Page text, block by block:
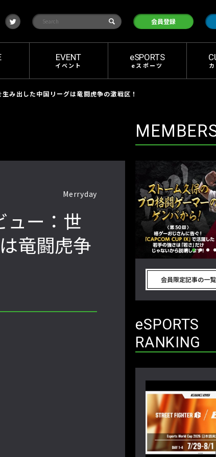
t
w
i
t
検
会員登録
EVENT
イベント
eSPORTS
eスポーツ
み出した中国リーグは竜闘虎争の激戦区！
Merryday
ュー：世
竜闘虎争
CUP IX」で活躍した
「若さ」だけじゃない
ーのゲンバから！ 第50
会員限定記事の一
eSPORTS
RANKING